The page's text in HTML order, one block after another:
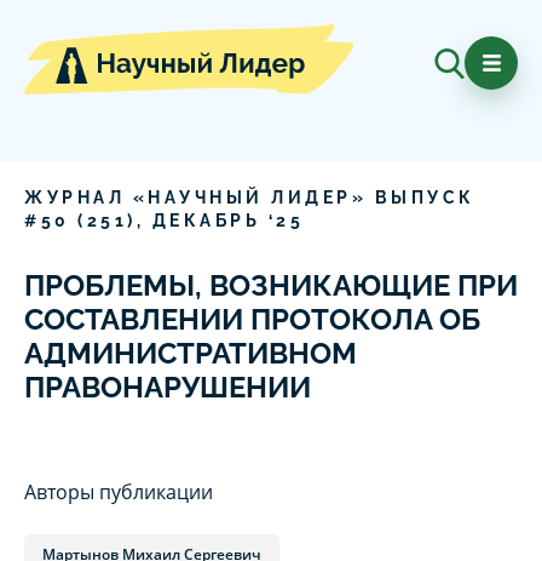
ЖУРНАЛ «НАУЧНЫЙ ЛИДЕР» ВЫПУСК
# 50 ( 251), ДЕКАБРЬ ‘25
ПРОБЛЕМЫ, ВОЗНИКАЮЩИЕ ПРИ
СОСТАВЛЕНИИ ПРОТОКОЛА ОБ
АДМИНИСТРАТИВНОМ
ПРАВОНАРУШЕНИИ
Авторы публикации
Мартынов Михаил Сергеевич